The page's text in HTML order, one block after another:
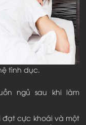
tình dục.
ngủ sau khi làm
đạt cực khoái và một